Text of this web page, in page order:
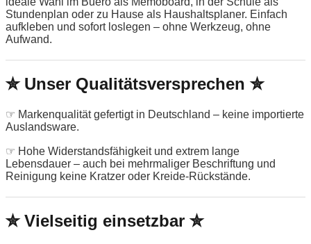
Stundenplan oder zu Hause als Haushaltsplaner. Einfach
aufkleben und sofort loslegen – ohne Werkzeug, ohne
Aufwand.
✮ Unser Qualitätsversprechen ✮
☞ Markenqualität gefertigt in Deutschland – keine importierte
Auslandsware.
☞ Hohe Widerstandsfähigkeit und extrem lange
Lebensdauer – auch bei mehrmaliger Beschriftung und
Reinigung keine Kratzer oder Kreide-Rückstände.
✮ Vielseitig einsetzbar ✮